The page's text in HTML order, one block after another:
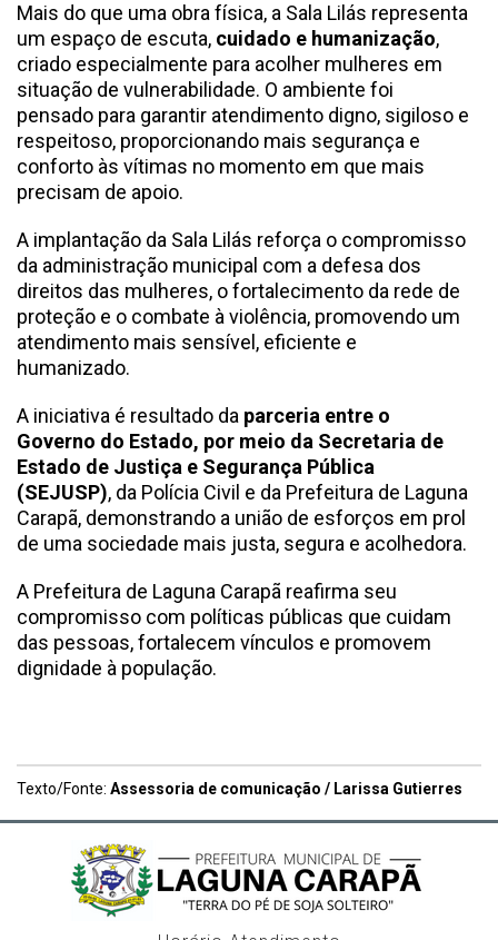
Mais do que uma obra física, a Sala Lilás representa
um espaço de escuta, cuidado e humanização,
criado especialmente para acolher mulheres em
situação de vulnerabilidade. O ambiente foi
pensado para garantir atendimento digno, sigiloso e
respeitoso, proporcionando mais segurança e
conforto às vítimas no momento em que mais
precisam de apoio.
A implantação da Sala Lilás reforça o compromisso
da administração municipal com a defesa dos
direitos das mulheres, o fortalecimento da rede de
proteção e o combate à violência, promovendo um
atendimento mais sensível, eficiente e
humanizado.
A iniciativa é resultado da parceria entre o
Governo do Estado, por meio da Secretaria de
Estado de Justiça e Segurança Pública
(SEJUSP), da Polícia Civil e da Prefeitura de Laguna
Carapã, demonstrando a união de esforços em prol
de uma sociedade mais justa, segura e acolhedora.
A Prefeitura de Laguna Carapã reafirma seu
compromisso com políticas públicas que cuidam
das pessoas, fortalecem vínculos e promovem
dignidade à população.
Texto/Fonte: Assessoria de comunicação / Larissa Gutierres